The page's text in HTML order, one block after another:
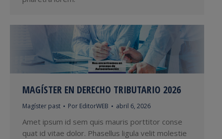
MAGÍSTER EN DERECHO TRIBUTARIO 2026
Magíster past Por EditorWEB abril 6, 2026
Amet ipsum id sem quis mauris porttitor conse
quat id vitae dolor. Phasellus ligula velit molestie